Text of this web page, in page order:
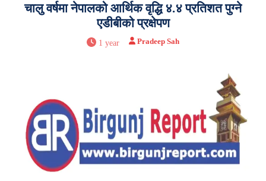
चालु वर्षमा नेपालको आर्थिक वृद्धि ४.४ प्रतिशत पुग्ने
एडीबीको प्रक्षेपण
1 year Pradeep Sah